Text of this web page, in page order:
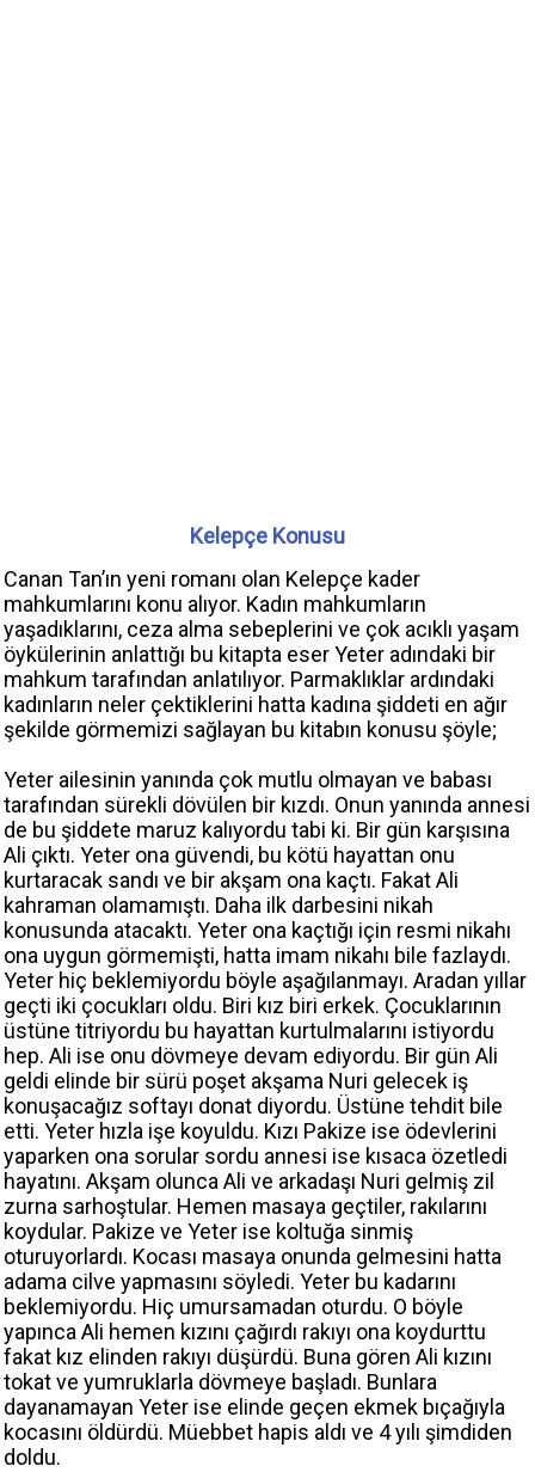
Kelepçe Konusu
Canan Tan’ın yeni romanı olan Kelepçe kader
mahkumlarını konu alıyor. Kadın mahkumların
yaşadıklarını, ceza alma sebeplerini ve çok acıklı yaşam
öykülerinin anlattığı bu kitapta eser Yeter adındaki bir
mahkum tarafından anlatılıyor. Parmaklıklar ardındaki
kadınların neler çektiklerini hatta kadına şiddeti en ağır
şekilde görmemizi sağlayan bu kitabın konusu şöyle;
Yeter ailesinin yanında çok mutlu olmayan ve babası
tarafından sürekli dövülen bir kızdı. Onun yanında annesi
de bu şiddete maruz kalıyordu tabi ki. Bir gün karşısına
Ali çıktı. Yeter ona güvendi, bu kötü hayattan onu
kurtaracak sandı ve bir akşam ona kaçtı. Fakat Ali
kahraman olamamıştı. Daha ilk darbesini nikah
konusunda atacaktı. Yeter ona kaçtığı için resmi nikahı
ona uygun görmemişti, hatta imam nikahı bile fazlaydı.
Yeter hiç beklemiyordu böyle aşağılanmayı. Aradan yıllar
geçti iki çocukları oldu. Biri kız biri erkek. Çocuklarının
üstüne titriyordu bu hayattan kurtulmalarını istiyordu
hep. Ali ise onu dövmeye devam ediyordu. Bir gün Ali
geldi elinde bir sürü poşet akşama Nuri gelecek iş
konuşacağız softayı donat diyordu. Üstüne tehdit bile
etti. Yeter hızla işe koyuldu. Kızı Pakize ise ödevlerini
yaparken ona sorular sordu annesi ise kısaca özetledi
hayatını. Akşam olunca Ali ve arkadaşı Nuri gelmiş zil
zurna sarhoştular. Hemen masaya geçtiler, rakılarını
koydular. Pakize ve Yeter ise koltuğa sinmiş
oturuyorlardı. Kocası masaya onunda gelmesini hatta
adama cilve yapmasını söyledi. Yeter bu kadarını
beklemiyordu. Hiç umursamadan oturdu. O böyle
yapınca Ali hemen kızını çağırdı rakıyı ona koydurttu
fakat kız elinden rakıyı düşürdü. Buna gören Ali kızını
tokat ve yumruklarla dövmeye başladı. Bunlara
dayanamayan Yeter ise elinde geçen ekmek bıçağıyla
kocasını öldürdü. Müebbet hapis aldı ve 4 yılı şimdiden
doldu.